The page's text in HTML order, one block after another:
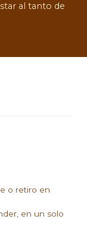
al tanto de
o retiro en
en un solo